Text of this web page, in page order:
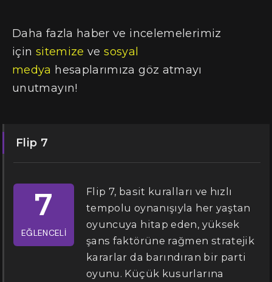
Daha fazla haber ve incelemelerimiz
için sitemize vesosyal
medya hesaplarımıza göz atmayı
unutmayın!
Flip 7
7
EĞLENCELI
Flip 7, basit kuralları ve hızlı
tempolu oynanışıyla her yaştan
oyuncuya hitap eden, yüksek
şans faktörüne rağmen stratejik
kararlar da barındıran bir parti
oyunu. Küçük kusurlarına